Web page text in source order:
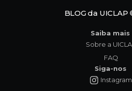
BLOG da UICLAP
Saiba mais
Sobre a
FAQ
Siga-nos
Instagram